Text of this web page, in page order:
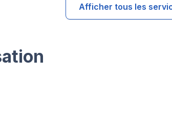
Afficher tous les